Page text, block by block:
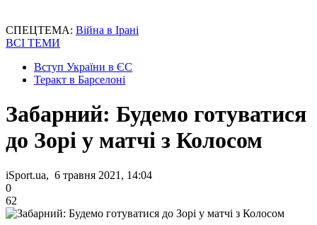
СПЕЦТЕМА: Війна в Ірані
ВСІ ТЕМИ
Вступ України в ЄС
Теракт в Барселоні
Забарний: Будемо готуватися
до Зорі у матчі з Колосом
iSport.ua, 6 травня 2021, 14:04
0
62